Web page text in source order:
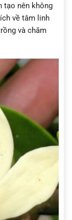
tạo nên không
về tâm linh
và chăm